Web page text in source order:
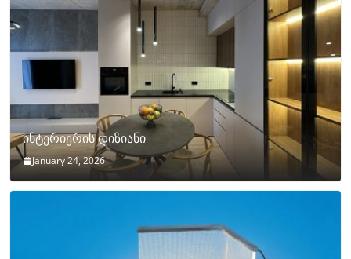
ინტერიერის დიზიანი
January 24, 2026